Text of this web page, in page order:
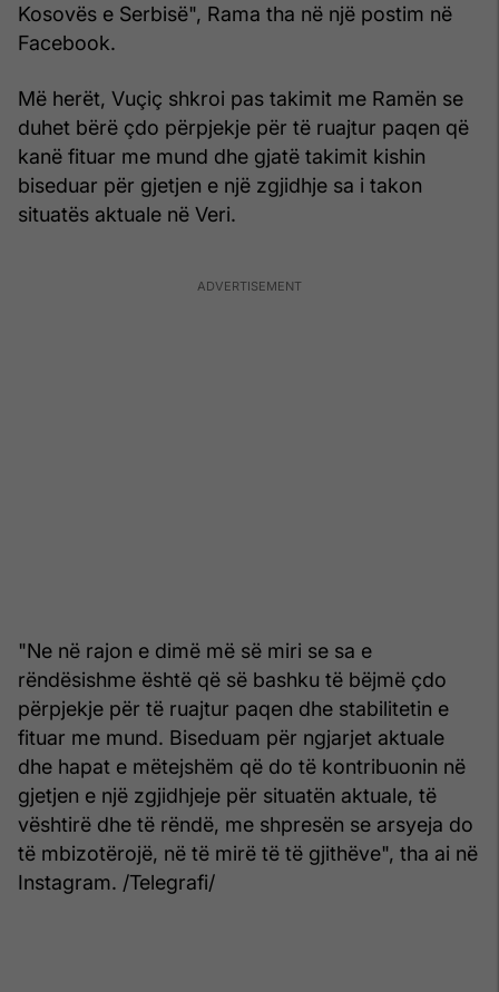
Kosovës e Serbisë", Rama tha në një postim në
Facebook.
Më herët, Vuçiç shkroi pas takimit me Ramën se
duhet bërë çdo përpjekje për të ruajtur paqen që
kanë fituar me mund dhe gjatë takimit kishin
biseduar për gjetjen e një zgjidhje sa i takon
situatës aktuale në Veri.
"Ne në rajon e dimë më së miri se sa e
rëndësishme është që së bashku të bëjmë çdo
përpjekje për të ruajtur paqen dhe stabilitetin e
fituar me mund. Biseduam për ngjarjet aktuale
dhe hapat e mëtejshëm që do të kontribuonin në
gjetjen e një zgjidhjeje për situatën aktuale, të
vështirë dhe të rëndë, me shpresën se arsyeja do
të mbizotërojë, në të mirë të të gjithëve", tha ai në
Instagram. /Telegrafi/